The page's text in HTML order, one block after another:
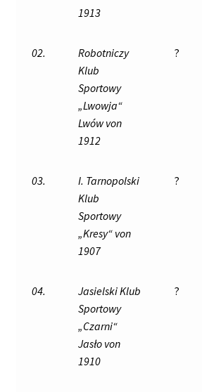
1913
02.
Robotniczy
Klub
Sportowy
„Lwowja“
Lwów von
1912
?
03.
I. Tarnopolski
Klub
Sportowy
„Kresy“ von
1907
?
04.
Jasielski Klub
Sportowy
„Czarni“
Jasło von
1910
?